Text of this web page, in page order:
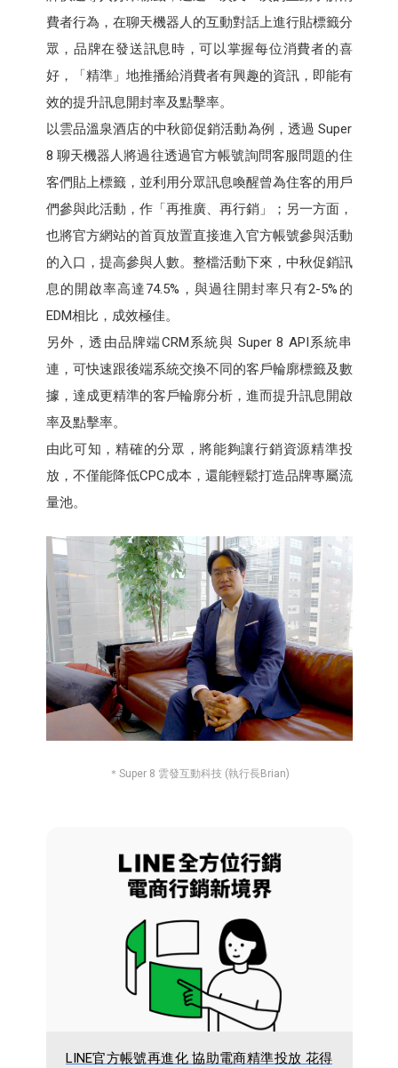
費者行為，在聊天機器人的互動對話上進行貼標籤分
眾，品牌在發送訊息時，可以掌握每位消費者的喜
好，「精準」地推播給消費者有興趣的資訊，即能有
效的提升訊息開封率及點擊率。
以雲品溫泉酒店的中秋節促銷活動為例，透過 Super
8 聊天機器人將過往透過官方帳號詢問客服問題的住
客們貼上標籤，並利用分眾訊息喚醒曾為住客的用戶
們參與此活動，作「再推廣、再行銷」；另一方面，
也將官方網站的首頁放置直接進入官方帳號參與活動
的入口，提高參與人數。整檔活動下來，中秋促銷訊
息的開啟率高達74.5%，與過往開封率只有2-5%的
EDM相比，成效極佳。
另外，透由品牌端CRM系統與 Super 8 API系統串
連，可快速跟後端系統交換不同的客戶輪廓標籤及數
據，達成更精準的客戶輪廓分析，進而提升訊息開啟
率及點擊率。
由此可知，精確的分眾，將能夠讓行銷資源精準投
放，不僅能降低CPC成本，還能輕鬆打造品牌專屬流
量池。
＊Super 8 雲發互動科技 (執行長Brian)
LINE官方帳號再進化 協助電商精準投放 花得